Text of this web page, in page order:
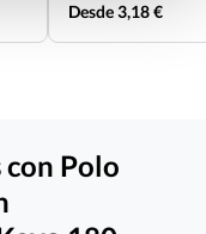
Desde 3,18 €
Polo